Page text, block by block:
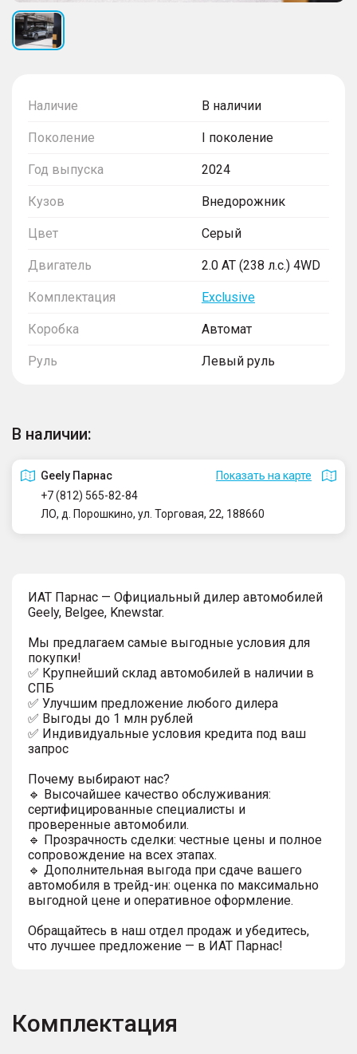
Наличие В наличии
Поколение I поколение
Год выпуска 2024
Кузов Внедорожник
Цвет Серый
Двигатель 2.0 AT (238 л.с.) 4WD
Комплектация Exclusive
Коробка Автомат
Руль Левый руль
В наличии:
Geely Парнас
Показать на карте
+7 (812) 565-82-84
ЛО, д. Порошкино, ул. Торговая, 22, 188660
ИAT Парнас — Официальный дилер автомобилей
Geely, Belgee, Knewstar.
Мы предлагаем самые выгодные условия для
покупки!
✅ Крупнейший склад автомобилей в наличии в
СПБ
✅ Улучшим предложение любого дилера
✅ Выгoды до 1 млн рублей
✅ Индивидуальные условия кредита под ваш
запрос
Почему выбирают нас?
🔹 Высочайшее качество обслуживания:
сертифицированные специалисты и
проверенные автомобили.
🔹 Прозрачность сделки: честные цены и полное
сопровождение на всех этапах.
🔹 Дополнительная выгода при сдаче вашего
автомобиля в трейд-ин: оценка по максимально
выгодной цене и оперативное оформление.
Обращайтесь в наш отдел продаж и убедитесь,
что лучшее предложение — в ИАТ Парнас!
Комплектация